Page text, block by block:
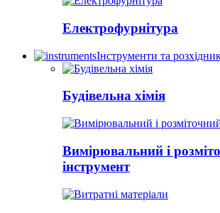
Електрофурнітура
Інструменти та
Будівельна хімія
Вимірювальний і
інструмент